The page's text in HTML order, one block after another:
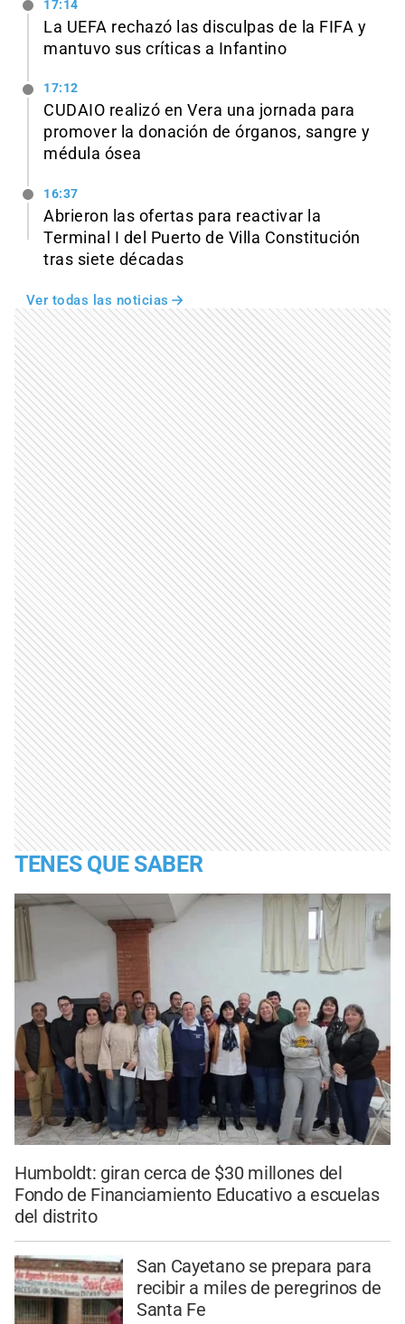
17:14
La UEFA rechazó las disculpas de la FIFA y
mantuvo sus críticas a Infantino
17:12
CUDAIO realizó en Vera una jornada para
promover la donación de órganos, sangre y
médula ósea
16:37
Abrieron las ofertas para reactivar la
Terminal I del Puerto de Villa Constitución
tras siete décadas
Ver todas las noticias
TENES QUE SABER
Humboldt: giran cerca de $30 millones del
Fondo de Financiamiento Educativo a escuelas
del distrito
San Cayetano se prepara para
recibir a miles de peregrinos de
Santa Fe